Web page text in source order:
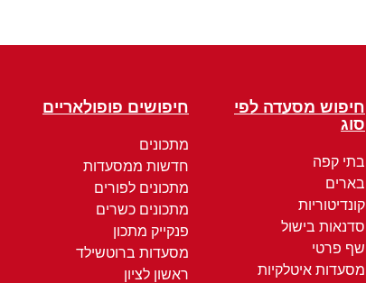
חיפוש מסעדה לפי
סוג
בתי קפה
בארים
קונדיטוריות
סדנאות בישול
שף פרטי
מסעדות איטלקיות
חיפושים פופולאריים
מתכונים
חדשות ממסעדות
מתכונים לפורים
מתכונים כשרים
פנקייק מתכון
מסעדות ברוטשילד
ראשון לציון